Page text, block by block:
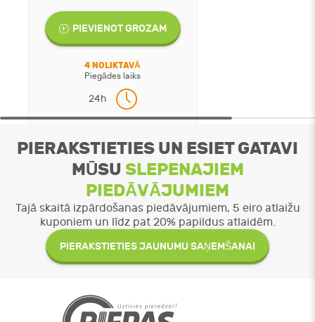
PIEVIENOT GROZAM
4 NOLIKTAVĀ
Piegādes laiks
24h
PIERAKSTIETIES UN ESIET GATAVI
MŪSU SLEPENAJIEM
PIEDĀVĀJUMIEM
Tajā skaitā izpārdošanas piedāvājumiem, 5 eiro atlaižu
kuponiem un līdz pat 20% papildus atlaidēm.
PIERAKSTIETIES JAUNUMU SAŅEMŠANAI